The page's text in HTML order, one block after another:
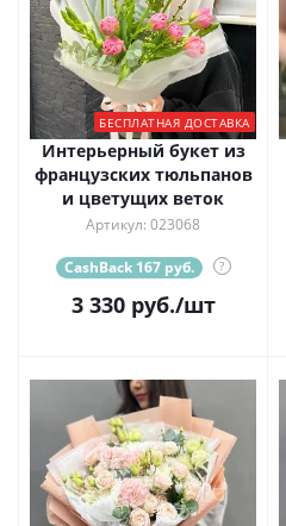
БЕСПЛАТНАЯ ДОСТАВКА
Интерьерный букет из
французских тюльпанов
и цветущих веток
Артикул: 023068
CashBack 167 руб. ?
3 330руб./шт